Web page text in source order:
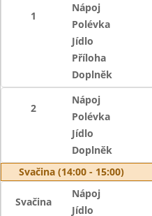
1
Nápoj
Polévka
Jídlo
Příloha
Doplněk
2
Nápoj
Polévka
Jídlo
Doplněk
Svačina (14:00 - 15:00)
Svačina
Nápoj
Jídlo